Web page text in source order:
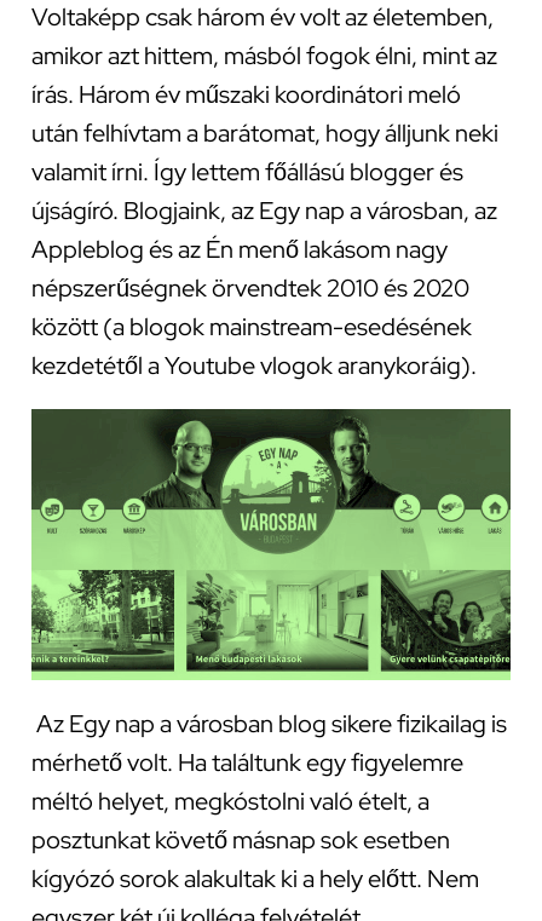
Voltaképp csak három év volt az életemben,
amikor azt hittem, másból fogok élni, mint az
írás. Három év műszaki koordinátori meló
után felhívtam a barátomat, hogy álljunk neki
valamit írni. Így lettem főállású blogger és
újságíró. Blogjaink, az Egy nap a városban, az
Appleblog és az Én menő lakásom nagy
népszerűségnek örvendtek 2010 és 2020
között (a blogok mainstream-esedésének
kezdetétől a Youtube vlogok aranykoráig).
Az Egy nap a városban blog sikere fizikailag is
mérhető volt. Ha találtunk egy figyelemre
méltó helyet, megkóstolni való ételt, a
posztunkat követő másnap sok esetben
kígyózó sorok alakultak ki a hely előtt. Nem